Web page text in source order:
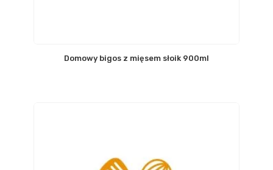
Domowy bigos z mięsem słoik 900ml